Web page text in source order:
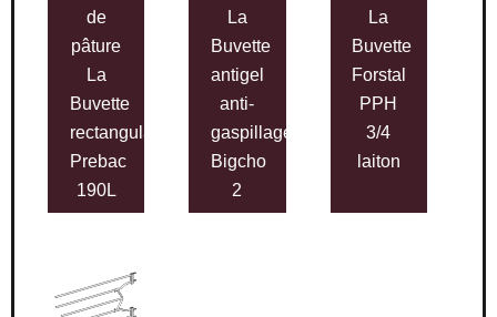
de
pâture
La
Buvette
rectangulaire
Prebac
190L
La
Buvette
antigel
anti-
gaspillage
Bigcho
2
La
Buvette
Forstal
PPH
3/4
laiton